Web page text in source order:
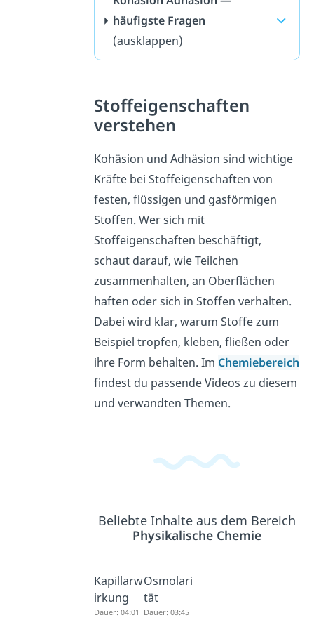
häufigste Fragen
(ausklappen)
Stoffeigenschaften
verstehen
Kohäsion und Adhäsion sind wichtige
Kräfte bei Stoffeigenschaften von
festen, flüssigen und gasförmigen
Stoffen. Wer sich mit
Stoffeigenschaften beschäftigt,
schaut darauf, wie Teilchen
zusammenhalten, an Oberflächen
haften oder sich in Stoffen verhalten.
Dabei wird klar, warum Stoffe zum
Beispiel tropfen, kleben, fließen oder
ihre Form behalten. Im Chemiebereich
findest du passende Videos zu diesem
und verwandten Themen.
Beliebte Inhalte aus dem Bereich
Physikalische Chemie
Kapillarw
irkung
Dauer: 04:01
Osmolari
tät
Dauer: 03:45